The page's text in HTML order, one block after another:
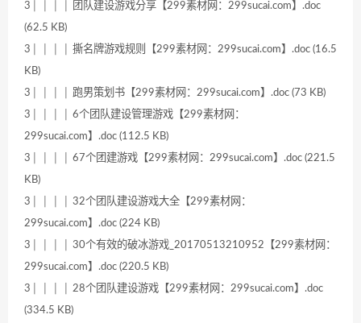
3│ │ │ │ 团队建设游戏分享【299素材网：299sucai.com】.doc
(62.5 KB)
3│ │ │ │ 撕名牌游戏规则【299素材网：299sucai.com】.doc (16.5
KB)
3│ │ │ │ 跑男策划书【299素材网：299sucai.com】.doc (73 KB)
3│ │ │ │ 6个团队建设管理游戏【299素材网：
299sucai.com】.doc (112.5 KB)
3│ │ │ │ 67个团建游戏【299素材网：299sucai.com】.doc (221.5
KB)
3│ │ │ │ 32个团队建设游戏大全【299素材网：
299sucai.com】.doc (224 KB)
3│ │ │ │ 30个有效的破冰游戏_20170513210952【299素材网：
299sucai.com】.doc (220.5 KB)
3│ │ │ │ 28个团队建设游戏【299素材网：299sucai.com】.doc
(334.5 KB)